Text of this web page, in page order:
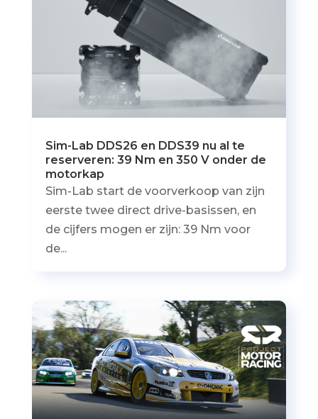
Sim-Lab DDS26 en DDS39 nu al te
reserveren: 39 Nm en 350 V onder de
motorkap
Sim-Lab start de voorverkoop van zijn
eerste twee direct drive-basissen, en
de cijfers mogen er zijn: 39 Nm voor
de...